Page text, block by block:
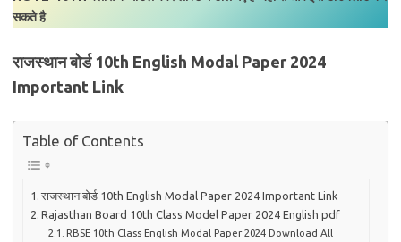
सकते है
राजस्थान बोर्ड 10th English Modal Paper 2024
Important Link
Table of Contents
राजस्थान बोर्ड 10th English Modal Paper 2024 Important Link
Rajasthan Board 10th Class Model Paper 2024 English pdf
RBSE 10th Class English Modal Paper 2024 Download All